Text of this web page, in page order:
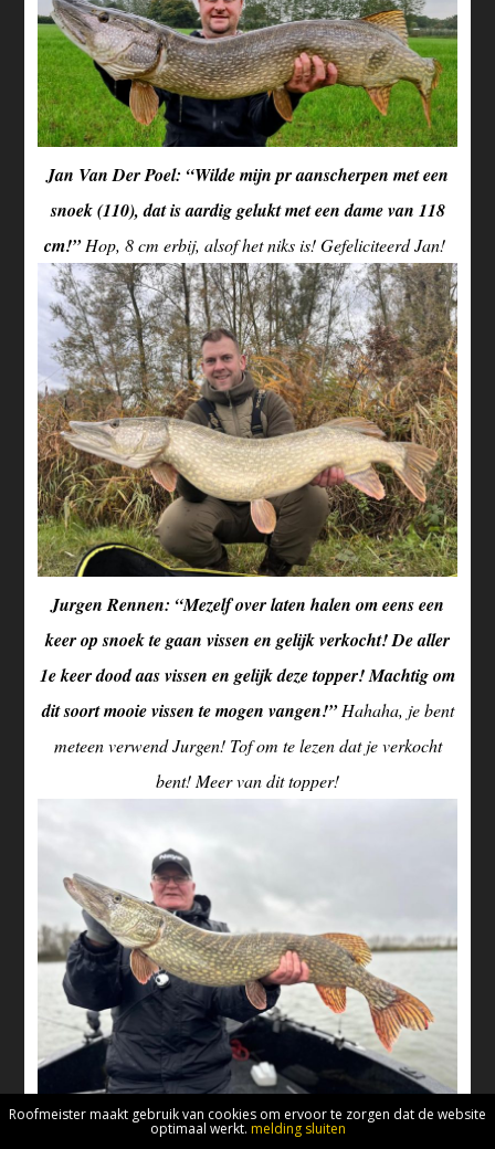
Jan Van Der Poel: “Wilde mijn pr aanscherpen met een
snoek (110), dat is aardig gelukt met een dame van 118
cm!”Hop, 8 cm erbij, alsof het niks is! Gefeliciteerd Jan!
Jurgen Rennen: “Mezelf over laten halen om eens een
keer op snoek te gaan vissen en gelijk verkocht! De aller
1e keer dood aas vissen en gelijk deze topper! Machtig om
dit soort mooie vissen te mogen vangen!”Hahaha, je bent
meteen verwend Jurgen! Tof om te lezen dat je verkocht
bent! Meer van dit topper!
Rob Asbroek: “Een dagje snoekbaarzen op de IJssel en
Roofmeister maakt gebruik van cookies om ervoor te zorgen dat de website
optimaal werkt. melding sluiten